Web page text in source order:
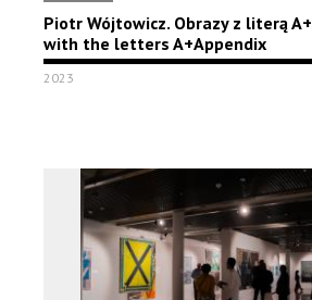
Piotr Wójtowicz. Obrazy z literą
with the letters A+Appendix
2023